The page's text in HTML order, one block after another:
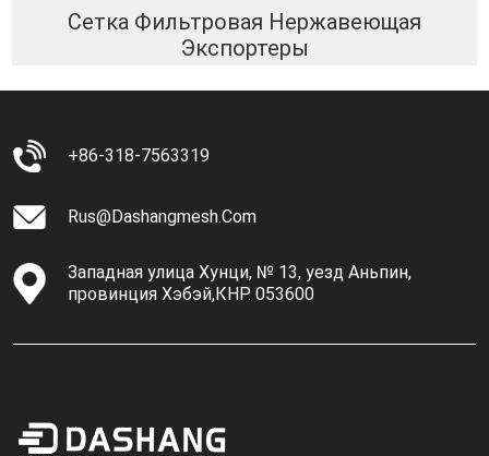
Сетка Фильтровая Нержавеющая
Экспортеры
+86-318-7563319
Rus@dashangmesh.com
Западная улица Хунци, № 13, уезд Аньпин,
провинция Хэбэй,КНР. 053600